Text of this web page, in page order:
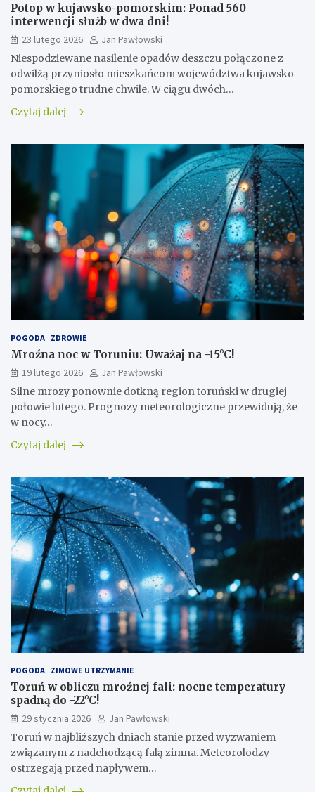
Potop w kujawsko-pomorskim: Ponad 560
interwencji służb w dwa dni!
23 lutego 2026
Jan Pawłowski
Niespodziewane nasilenie opadów deszczu połączone z
odwilżą przyniosło mieszkańcom województwa kujawsko-
pomorskiego trudne chwile. W ciągu dwóch…
Czytaj dalej
POGODA ZDROWIE
Mroźna noc w Toruniu: Uważaj na -15°C!
19 lutego 2026
Jan Pawłowski
Silne mrozy ponownie dotkną region toruński w drugiej
połowie lutego. Prognozy meteorologiczne przewidują, że
w nocy…
Czytaj dalej
POGODA ZIMOWE UTRZYMANIE
Toruń w obliczu mroźnej fali: nocne temperatury
spadną do -22°C!
29 stycznia 2026
Jan Pawłowski
Toruń w najbliższych dniach stanie przed wyzwaniem
związanym z nadchodzącą falą zimna. Meteorolodzy
ostrzegają przed napływem…